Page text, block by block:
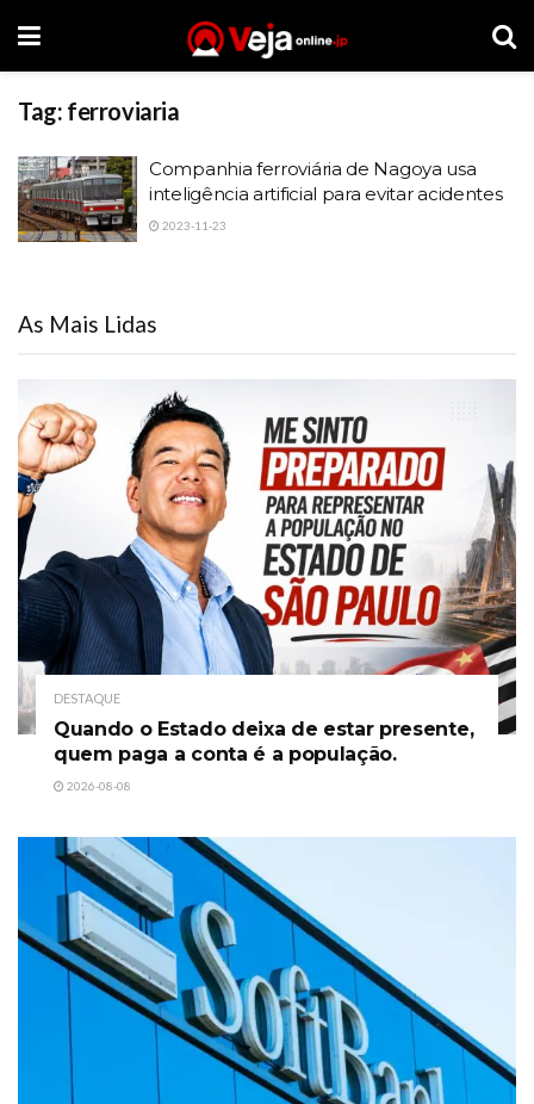
Tag: ferroviaria
Companhia ferroviária de Nagoya usa
inteligência artificial para evitar acidentes
2023-11-23
As Mais Lidas
DESTAQUE
Quando o Estado deixa de estar presente,
quem paga a conta é a população.
2026-08-08